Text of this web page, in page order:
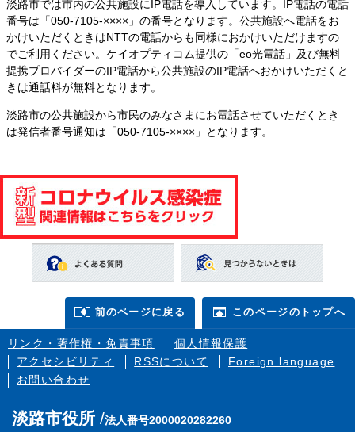
淡路市では市内の公共施設にIP電話を導入しています。IP電話の電話
番号は「050-7105-××××」の番号となります。公共施設へ電話をお
かけいただくときはNTTの電話からも同様におかけいただけますの
でご利用ください。ケイオプティコム提供の「eo光電話」及び無料
提携プロバイダーのIP電話から公共施設のIP電話へおかけいただくと
きは通話料が無料となります。
淡路市の公共施設から市民のみなさまにお電話させていただくとき
は発信者番号通知は「050-7105-××××」となります。
前のページに戻る このページのトップへ
リンク・著作権・免責事項
個人情報保護
アクセシビリティ
RSSについて
Foreign language
お問い合わせ
淡路市役所 法人番号2000020282260